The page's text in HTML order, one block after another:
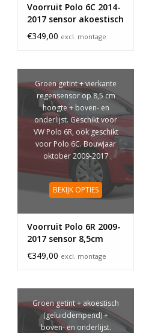
Voorruit Polo 6C 2014-
2017 sensor akoestisch
€349,00 excl. montage
Groen getint + vierkante
regensensor op 8,5 cm
hoogte + boven- en
onderlijst. Geschikt voor
VW Polo 6R, ook geschikt
voor Polo 6C. Bouwjaar
oktober 2009-2017
BEKIJK OPTIES
Voorruit Polo 6R 2009-
2017 sensor 8,5cm
€349,00 excl. montage
Groen getint + akoestisch
(geluiddempend) +
boven- en onderlijst.